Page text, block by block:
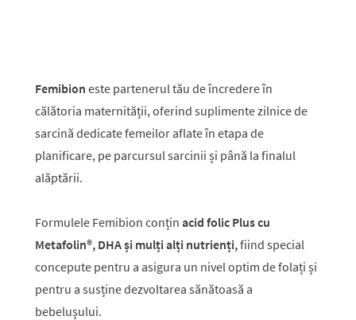
Femibion este partenerul tău de încredere în
călătoria maternității, oferind suplimente zilnice de
sarcină dedicate femeilor aflate în etapa de
planificare, pe parcursul sarcinii și până la finalul
alăptării.
Formulele Femibion conțin acid folic Plus cu
Metafolin®, DHA și mulți alți nutrienți,fiind special
concepute pentru a asigura un nivel optim de folați și
pentru a susține dezvoltarea sănătoasă a
bebelușului.